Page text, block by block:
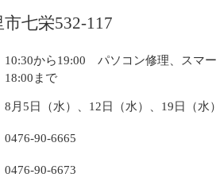
七栄532-117
10:30から19:00 パソコン修理、スマ
18:00まで
8月5日（水）、12日（水）、19日（水
0476-90-6665
0476-90-6673